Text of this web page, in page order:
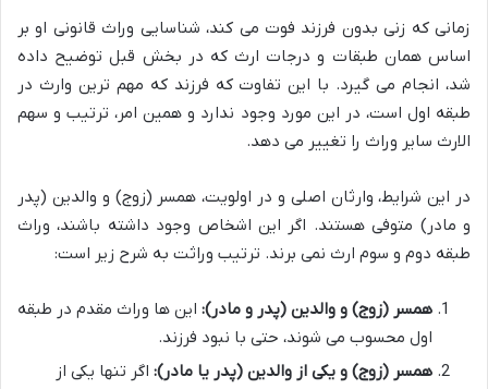
زمانی که زنی بدون فرزند فوت می کند، شناسایی وراث قانونی او بر
اساس همان طبقات و درجات ارث که در بخش قبل توضیح داده
شد، انجام می گیرد. با این تفاوت که فرزند که مهم ترین وارث در
طبقه اول است، در این مورد وجود ندارد و همین امر، ترتیب و سهم
الارث سایر وراث را تغییر می دهد.
در این شرایط، وارثان اصلی و در اولویت، همسر (زوج) و والدین (پدر
و مادر) متوفی هستند. اگر این اشخاص وجود داشته باشند، وراث
طبقه دوم و سوم ارث نمی برند. ترتیب وراثت به شرح زیر است:
همسر (زوج) و والدین (پدر و مادر): این ها وراث مقدم در طبقه
اول محسوب می شوند، حتی با نبود فرزند.
همسر (زوج) و یکی از والدین (پدر یا مادر): اگر تنها یکی از